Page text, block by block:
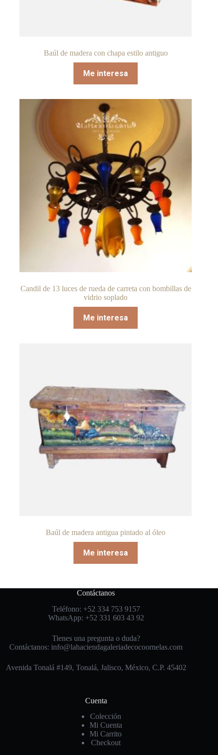
Baúl de madera con chapa estilo antiguo
Me interesa
Candil de 13 luces de rueda de carreta con bombillas de
vidrio soplado
Me interesa
Baúl de madera antigua pintado al óleo
Me interesa
Contáctanos
Teléfono: +52 334 753 9157
WhatsApp: +52 331 603 43 92
Tienes una pregunta o duda?
Contáctanos: info@lahaciendagaleriadecocoornelas.com
Avenida Tonalá #149, Tonalá, Jalisco, México, C.P. 45402
Cuenta
Colección
Mi Cuenta
Mi Carrito
Checkout